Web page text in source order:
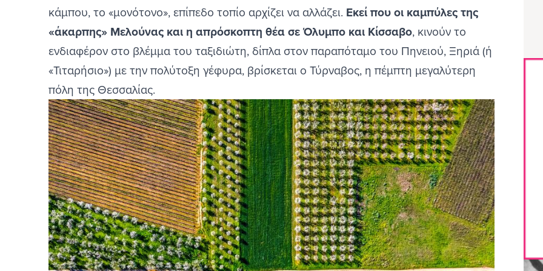
Βυζίτσα
Μηλιές
Τσαγκαράδα
Χαλίκι
Μουζάκι
Σοφάδες
κάμπου, το «μονότονο», επίπεδο τοπίο αρχίζει να αλλάζει. Εκεί που οι καμπύλες της
«άκαρπης» Μελούνας και η απρόσκοπτη θέα σε Όλυμπο και Κίσσαβο, κινούν το
ενδιαφέρον στο βλέμμα του ταξιδιώτη, δίπλα στον παραπόταμο του Πηνειού, Ξηριά (ή
«Τιταρήσιο») με την πολύτοξη γέφυρα, βρίσκεται ο Τύρναβος, η πέμπτη μεγαλύτερη
πόλη της Θεσσαλίας.
Image